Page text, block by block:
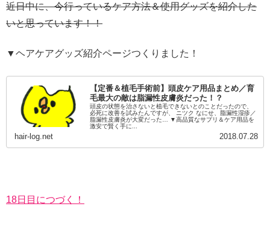
近日中に、今行っているケア方法＆使用グッズを紹介した
いと思っています！！
▼ヘアケアグッズ紹介ページつくりました！
【定番＆植毛手術前】頭皮ケア用品まとめ／育
毛最大の敵は脂漏性皮膚炎だった！？
頭皮の状態を治さないと植毛できないとのことだったので、
必死に改善を試みたんですが、 ニツク なにせ、脂漏性湿疹／
脂漏性皮膚炎が大変だった… ▼高品質なサプリ＆ケア用品を
激安で賢く手に...
hair-log.net 2018.07.28
18日目につづく！